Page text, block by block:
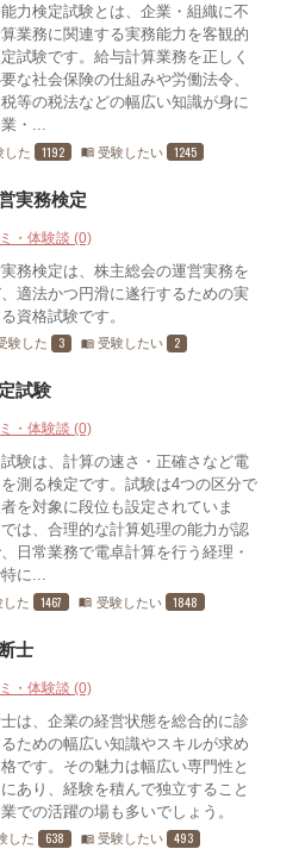
力検定試験とは、企業・組織に不
業務に関連する実務能力を客観的
試験です。給与計算業務を正しく
な社会保険の仕組みや労働法令、
等の税法などの幅広い知識が身に
・...
した 1192 menu_book 受験したい 1245
実務検定
・体験談 (0)
務検定は、株主総会の運営実務を
適法かつ円滑に遂行するための実
資格試験です。
験した 3 menu_book 受験したい 2
試験
・体験談 (0)
験は、計算の速さ・正確さなど電
測る検定です。試験は4つの区分で
を対象に段位も設定されていま
は、合理的な計算処理の能力が認
日常業務で電卓計算を行う経理・
に...
した 1467 menu_book 受験したい 1848
士
・体験談 (0)
は、企業の経営状態を総合的に診
ための幅広い知識やスキルが求め
です。その魅力は幅広い専門性と
あり、経験を積んで独立すること
での活躍の場も多いでしょう。
した 638 menu_book 受験したい 493